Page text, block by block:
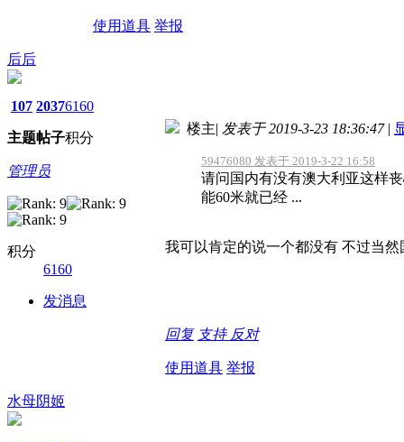
使用道具 举报
后后
107
主题
2037
帖子
6160
积分
管理员
积分
6160
发消息
楼主| 发表于 2019-3-23 18:36:47 |
59476080 发表于 2019-3-22 16:58
请问国内有没有澳大利亚这样
能60米就已经 ...
我可以肯定的说一个都没有 不过当
回复 支持 反对
使用道具 举报
水母阴姬